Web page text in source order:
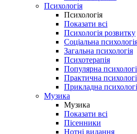
Психологія
Психологія
Показати всі
Психологія розвитку
Соціальна
Загальна психологія
Психотерапія
Популярна
Практична
Прикладна
Музика
Музика
Показати всі
Пісенники
Нотні видання